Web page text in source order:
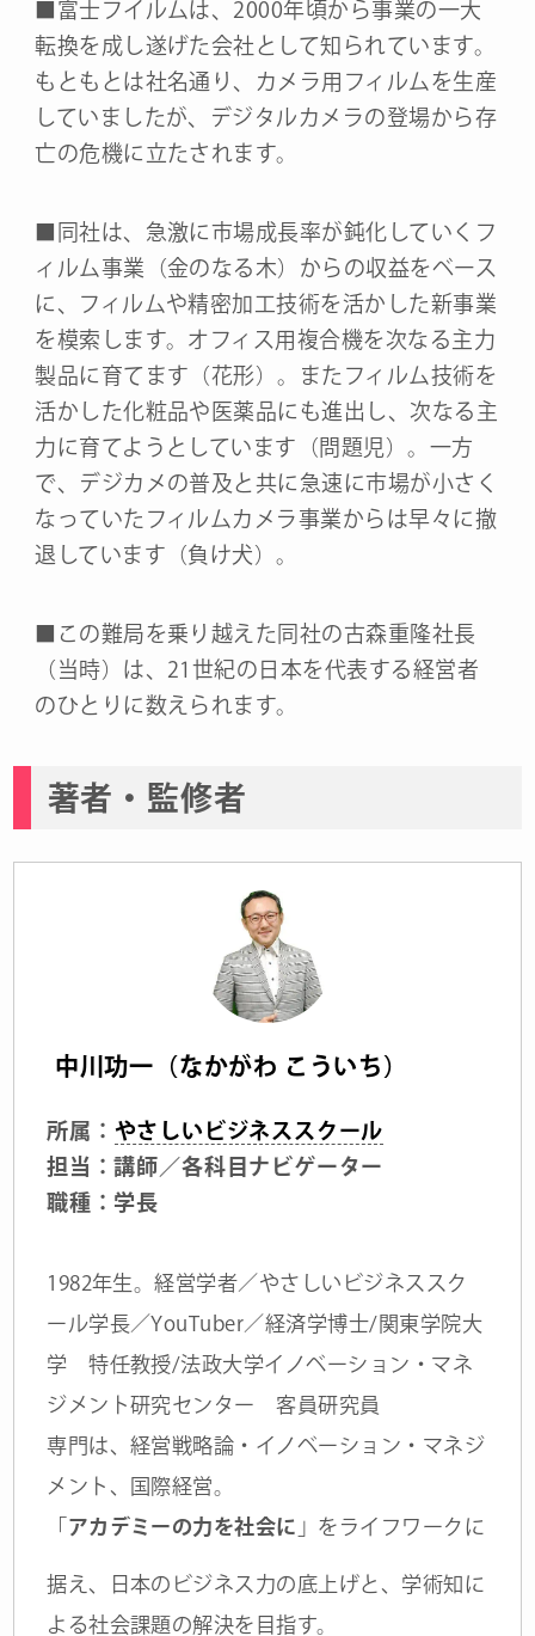
■富士フイルムは、2000年頃から事業の一大
転換を成し遂げた会社として知られています。
もともとは社名通り、カメラ用フィルムを生産
していましたが、デジタルカメラの登場から存
亡の危機に立たされます。
■同社は、急激に市場成長率が鈍化していくフ
ィルム事業（金のなる木）からの収益をベース
に、フィルムや精密加工技術を活かした新事業
を模索します。オフィス用複合機を次なる主力
製品に育てます（花形）。またフィルム技術を
活かした化粧品や医薬品にも進出し、次なる主
力に育てようとしています（問題児）。一方
で、デジカメの普及と共に急速に市場が小さく
なっていたフィルムカメラ事業からは早々に撤
退しています（負け犬）。
■この難局を乗り越えた同社の古森重隆社長
（当時）は、21世紀の日本を代表する経営者
のひとりに数えられます。
著者・監修者
中川功一（なかがわ こういち）
所属： やさしいビジネススクール
担当：講師／各科目ナビゲーター
職種：学長
1982年生。経営学者／やさしいビジネススク
ール学長／YouTuber／経済学博士/関東学院大
学 特任教授/法政大学イノベーション・マネ
ジメント研究センター 客員研究員
専門は、経営戦略論・イノベーション・マネジ
メント、国際経営。
アカデミーの力を社会に 」をライフワークに
据え、日本のビジネス力の底上げと、学術知に
よる社会課題の解決を目指す。